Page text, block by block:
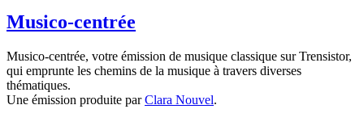
Musico-centrée
Musico-centrée, votre émission de musique classique sur Trensistor,
qui emprunte les chemins de la musique à travers diverses
thématiques.
Une émission produite parClara Nouvel.